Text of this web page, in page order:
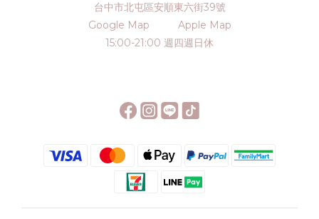
台中市北屯區安順東六街39號
Google Map
Apple Map
15:00-21:00 週四週日休